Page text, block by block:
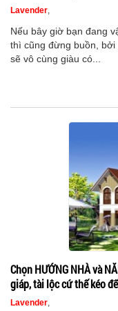
Lavender,
Nếu bây giờ bạn đang
thì cũng đừng buồn,
sẽ vô cùng giàu có...
Chọn HƯỚNG NHÀ và
giáp, tài lộc cứ thế kéo
Lavender,